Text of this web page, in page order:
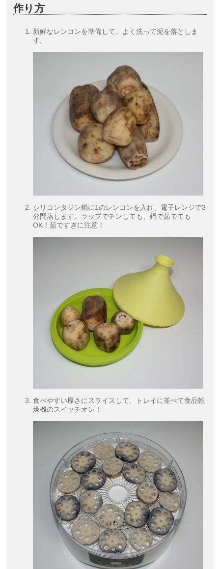
作り方
新鮮なレンコンを準備して、よく洗って泥を落としま
す。
シリコンタジン鍋に1のレンコンを入れ、電子レンジで3
分間蒸します。ラップでチンしても、鍋で茹でても
OK！茹ですぎに注意！
食べやすい厚さにスライスして、トレイに並べて食品乾
燥機のスイッチオン！